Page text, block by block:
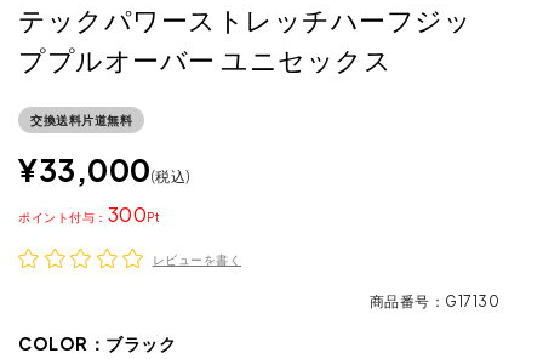
テックパワーストレッチハーフジッ
ププルオーバー ユニセックス
交換送料片道無料
¥33,000 税込
300
ポイント
レビューを書く
商品番号 G17130
COLOR： ブラック